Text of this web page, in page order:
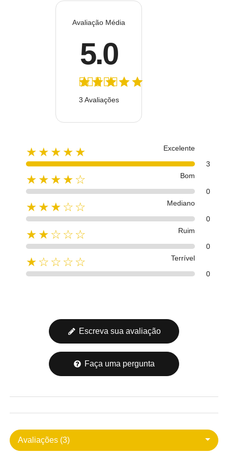
Avaliação Média
5.0
3 Avaliações
★★★★★
Excelente
3
★★★★☆
Bom
0
★★★☆☆
Mediano
0
★★☆☆☆
Ruim
0
★☆☆☆☆
Terrível
0
Escreva sua avaliação
Faça uma pergunta
Avaliações (3)